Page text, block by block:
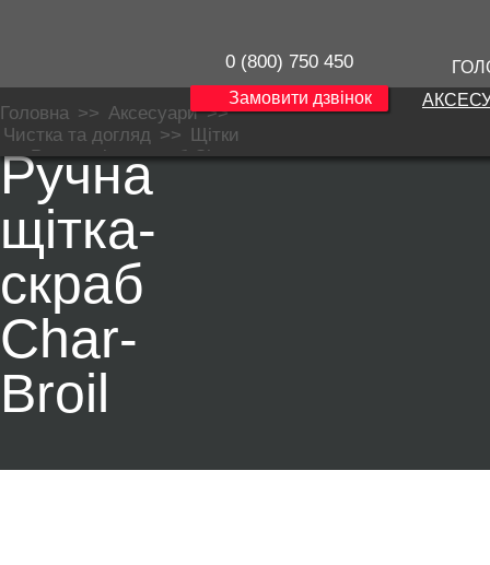
0 (800) 750 450
Замовити дзвінок
Головна >> Аксесуари>>
Чистка та догляд >> Щітки
>>Ручна щітка-скраб Char-
Broil Deluxe Grid Scrubber
Ручна
щітка-
скраб
Char-
Broil